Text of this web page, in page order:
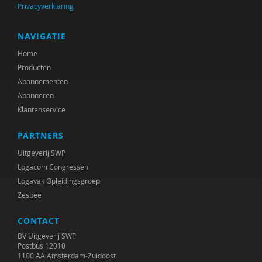
Privacyverklaring
NAVIGATIE
Home
Producten
Abonnementen
Abonneren
Klantenservice
PARTNERS
Uitgeverij SWP
Logacom Congressen
Logavak Opleidingsgroep
Zesbee
CONTACT
BV Uitgeverij SWP
Postbus 12010
1100 AA Amsterdam-Zuidoost